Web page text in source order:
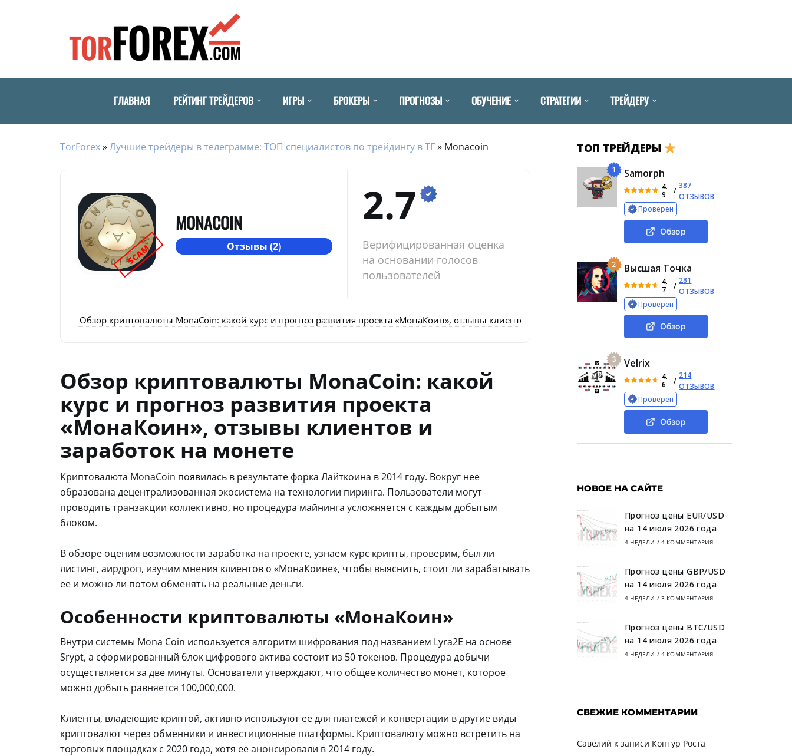
ГЛАВНАЯ РЕЙТИНГ ТРЕЙДЕРОВ ИГРЫ БРОКЕРЫ ПРОГНОЗЫ ОБУЧЕНИЕ СТРАТЕГИИ ТРЕЙДЕРУ
TorForex»Лучшие трейдеры в телеграмме: ТОП специалистов по трейдингу в ТГ» Monacoin
SCAM
MONACOIN
Отзывы (2)
2.7
Верифицированная оценка
на основании голосов
пользователей
Обзор криптовалюты MonaCoin: какой курс и прогноз развития проекта «МонаКоин», отзывы клиентов и заработок на монете Особенности криптовалюты
Обзор криптовалюты MonaCoin: какой
курс и прогноз развития проекта
«МонаКоин», отзывы клиентов и
заработок на монете
Криптовалюта MonaCoin появилась в результате форка Лайткоина в 2014 году. Вокруг нее
образована децентрализованная экосистема на технологии пиринга. Пользователи могут
проводить транзакции коллективно, но процедура майнинга усложняется с каждым добытым
блоком.
В обзоре оценим возможности заработка на проекте, узнаем курс крипты, проверим, был ли
листинг, аирдроп, изучим мнения клиентов о «МонаКоине», чтобы выяснить, стоит ли зарабатывать
ее и можно ли потом обменять на реальные деньги.
Особенности криптовалюты «МонаКоин»
Внутри системы Mona Coin используется алгоритм шифрования под названием Lyra2E на основе
Srypt, а сформированный блок цифрового актива состоит из 50 токенов. Процедура добычи
осуществляется за две минуты. Основатели утверждают, что общее количество монет, которое
можно добыть равняется 100,000,000.
Клиенты, владеющие криптой, активно используют ее для платежей и конвертации в другие виды
криптовалют через обменники и инвестиционные платформы. Криптовалюту можно встретить на
торговых площадках с 2020 года, хотя ее анонсировали в 2014 году.
ТОП ТРЕЙДЕРЫ
1 Samorph
4.
9
/
387
ОТЗЫВОВ
Проверен
Обзор
2 Высшая Точка
4.
7
/
281
ОТЗЫВОВ
Проверен
Обзор
3 Velrix
4.
6
/
214
ОТЗЫВОВ
Проверен
Обзор
НОВОЕ НА САЙТЕ
Прогноз цены EUR/USD
на 14 июля 2026 года
4 НЕДЕЛИ / 4 КОММЕНТАРИЯ
Прогноз цены GBP/USD
на 14 июля 2026 года
4 НЕДЕЛИ / 3 КОММЕНТАРИЯ
Прогноз цены BTC/USD
на 14 июля 2026 года
4 НЕДЕЛИ / 4 КОММЕНТАРИЯ
СВЕЖИЕ КОММЕНТАРИИ
Савелий к записи Контур Роста